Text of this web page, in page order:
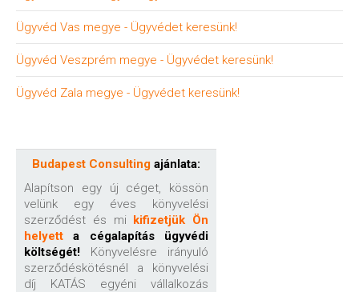
Ügyvéd Vas megye - Ügyvédet keresünk!
Ügyvéd Veszprém megye - Ügyvédet keresünk!
Ügyvéd Zala megye - Ügyvédet keresünk!
Budapest Consulting ajánlata:
Alapítson egy új céget, kössön
velünk egy éves könyvelési
szerződést és mi kifizetjük Ön
helyetta cégalapítás ügyvédi
költségét! Könyvelésre irányuló
szerződéskötésnél a könyvelési
díj KATÁS egyéni vállalkozás